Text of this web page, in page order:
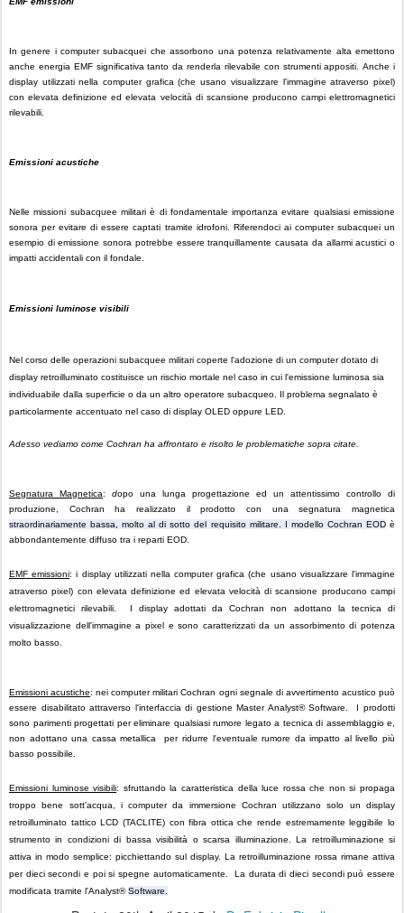
In genere i computer subacquei che assorbono una potenza relativamente alta emettono
anche energia EMF significativa tanto da renderla rilevabile con strumenti appositi. Anche i
display utilizzati nella computer grafica (che usano visualizzare l'immagine atraverso pixel)
con elevata definizione ed elevata velocità di scansione producono campi elettromagnetici
rilevabili.
Emissioni acustiche
Nelle missioni subacquee militari è di fondamentale importanza evitare qualsiasi emissione
sonora per evitare di essere captati tramite idrofoni. Riferendoci ai computer subacquei un
esempio di emissione sonora potrebbe essere tranquillamente causata da allarmi acustici o
impatti accidentali con il fondale.
Emissioni luminose visibili
Nel corso delle operazioni subacquee militari coperte l'adozione di un computer dotato di
display retroilluminato costituisce un rischio mortale nel caso in cui l'emissione luminosa sia
individuabile dalla superficie o da un altro operatore subacqueo. Il problema segnalato è
particolarmente accentuato nel caso di display OLED oppure LED.
Adesso vediamo come Cochran ha affrontato e risolto le problematiche sopra citate.
Segnatura Magnetica: dopo una lunga progettazione ed un attentissimo controllo di
produzione, Cochran ha realizzato il prodotto con una segnatura magnetica
straordinariamente bassa, molto al di sotto del requisito militare. I modello Cochran EODè
abbondantemente diffuso tra i reparti EOD.
EMF emissioni:i display utilizzati nella computer grafica (che usano visualizzare l'immagine
atraverso pixel) con elevata definizione ed elevata velocità di scansione producono campi
elettromagnetici rilevabili. I display adottati da Cochran non adottano la tecnica di
visualizzazione dell'immagine a pixel e sono caratterizzati da un assorbimento di potenza
molto basso.
Emissioni acustiche: nei computer militari Cochran ogni segnale di avvertimento acustico può
essere disabilitato attraverso l'interfaccia di gestione Master Analyst® Software. I prodotti
sono parimenti progettati per eliminare qualsiasi rumore legato a tecnica di assemblaggio e,
non adottano una cassa metallica per ridurre l'eventuale rumore da impatto al livello più
basso possibile.
Emissioni luminose visibili: sfruttando la caratteristica della luce rossa che non si propaga
troppo bene sott'acqua, i computer da immersione Cochran utilizzano solo un display
retroilluminato tattico LCD (TACLITE) con fibra ottica che rende estremamente leggibile lo
strumento in condizioni di bassa visibilità o scarsa illuminazione. La retroilluminazione si
attiva in modo semplice: picchiettando sul display. La retroilluminazione rossa rimane attiva
per dieci secondi e poi si spegne automaticamente. La durata di dieci secondi può essere
modificata tramite l'Analyst®Software.